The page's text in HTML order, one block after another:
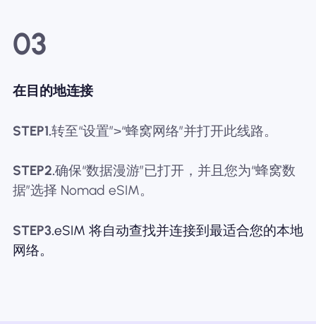
03
在目的地连接
STEP1.转至“设置”>“蜂窝网络”并打开此线路。
STEP2.确保“数据漫游”已打开，并且您为“蜂窝数
据”选择 Nomad eSIM。
STEP3.eSIM 将自动查找并连接到最适合您的本地
网络。